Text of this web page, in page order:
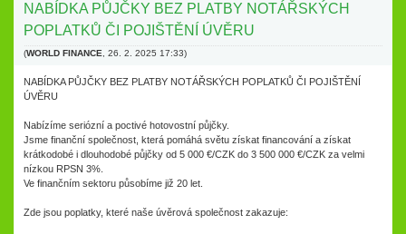
NABÍDKA PŮJČKY BEZ PLATBY NOTÁŘSKÝCH
POPLATKŮ ČI POJIŠTĚNÍ ÚVĚRU
(WORLD FINANCE 26. 2. 2025 17:33)
NABÍDKA PŮJČKY BEZ PLATBY NOTÁŘSKÝCH POPLATKŮ ČI POJIŠTĚNÍ
ÚVĚRU
Nabízíme seriózní a poctivé hotovostní půjčky.
Jsme finanční společnost, která pomáhá světu získat financování a získat
krátkodobé i dlouhodobé půjčky od 5 000 €/CZK do 3 500 000 €/CZK za velmi
nízkou RPSN 3%.
Ve finančním sektoru působíme již 20 let.
Zde jsou poplatky, které naše úvěrová společnost zakazuje: